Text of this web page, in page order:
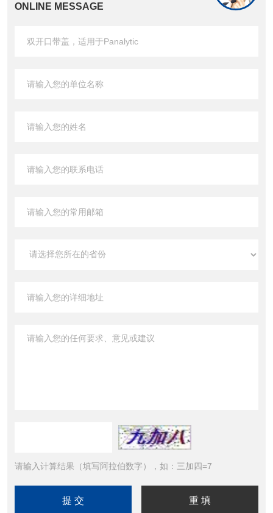
ONLINE MESSAGE
请输入计算结果（填写阿拉伯数字），如：三加四=7